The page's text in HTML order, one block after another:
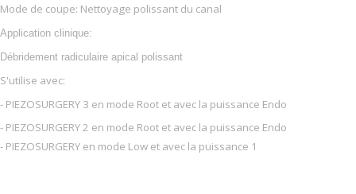
Mode de coupe: Nettoyage polissant du canal
Application clinique:
Débridement radiculaire apical polissant
S'utilise avec:
- PIEZOSURGERY 3 en mode Root et avec la puissance Endo
- PIEZOSURGERY 2 en mode Root et avec la puissance Endo
- PIEZOSURGERY en mode Low et avec la puissance 1